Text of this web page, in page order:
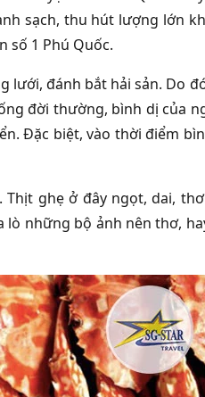
sạch, thu hút lượng lớn
số 1 Phú Quốc.
lưới, đánh bắt hải sản. Do
đời thường, bình dị của
Đặc biệt, vào thời điểm
ghẹ ở đây ngọt, dai,
những bộ ảnh nên thơ,